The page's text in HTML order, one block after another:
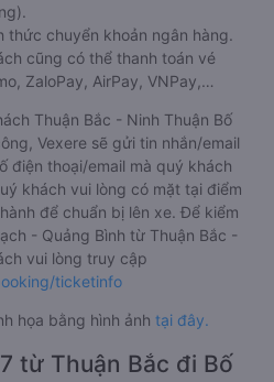
thức chuyển khoản ngân hàng.
cũng có thể thanh toán vé
ZaloPay, AirPay, VNPay,…
Thuận Bắc - Ninh Thuận Bố
Vexere sẽ gửi tin nhắn/email
điện thoại/email mà quý khách
khách vui lòng có mặt tại điểm
để chuẩn bị lên xe. Để kiểm
- Quảng Bình từ Thuận Bắc -
vui lòng truy cập
ticketinfo
họa bằng hình ảnh tại đây.
từ Thuận Bắc đi Bố